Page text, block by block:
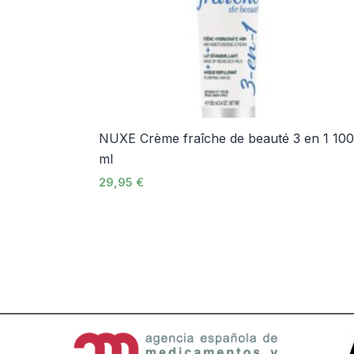
NUXE Crème fraîche de beauté 3 en 1 100
ml
29,95 €